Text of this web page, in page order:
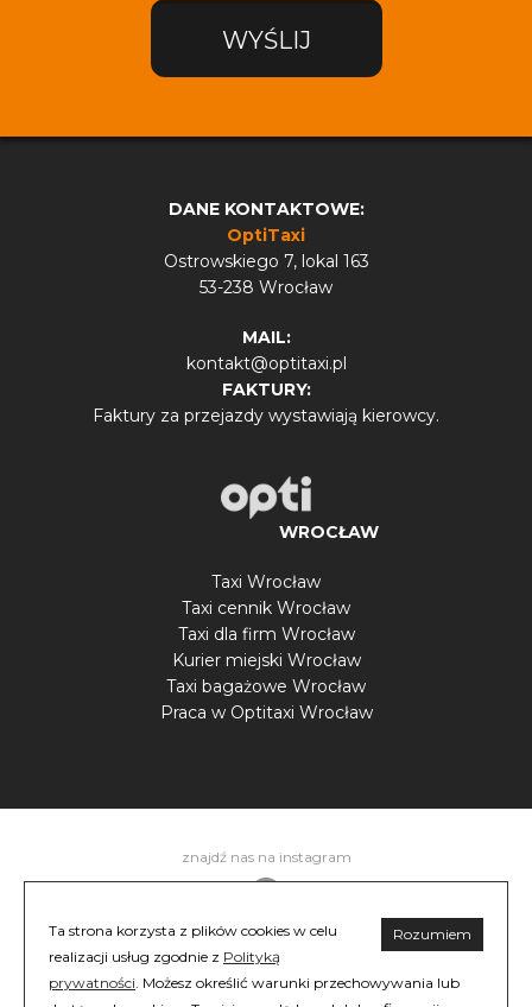
WYŚLIJ
DANE KONTAKTOWE:
OptiTaxi
Ostrowskiego 7, lokal 163
53-238 Wrocław
MAIL:
kontakt@optitaxi.pl
FAKTURY:
Faktury za przejazdy wystawiają kierowcy.
WROCŁAW
Taxi Wrocław
Taxi cennik Wrocław
Taxi dla firm Wrocław
Kurier miejski Wrocław
Taxi bagażowe Wrocław
Praca w Optitaxi Wrocław
znajdź nas na instagram
znajdź nas na instagram Regulamin
2026 OPTITAXI. All rights reserved.
Rozumiem
Ta strona korzysta z plików cookies w celu
realizacji usług zgodnie z Polityką
prywatności. Możesz określić warunki przechowywania lub